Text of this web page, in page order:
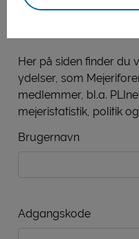
Her på siden finder du
ydelser, som
medlemmer, bl.a.
mejeristatistik, politik
Brugernavn
Adgangskode